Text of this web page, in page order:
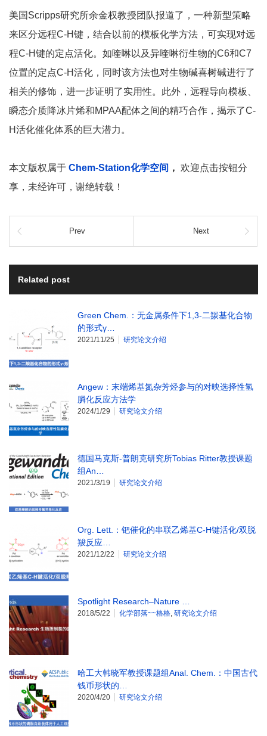
美国Scripps研究所余金权教授团队报道了，一种新型策略
来区分远程C-H键，结合以前的模板化学方法，可实现对远
程C-H键的定点活化。如喹啉以及异喹啉衍生物的C6和C7
位置的定点C-H活化，同时该方法也对生物碱喜树碱进行了
相关的修饰，进一步证明了实用性。此外，远程导向模板、
瞬态介质降冰片烯和MPAA配体之间的精巧合作，揭示了C-
H活化催化体系的巨大潜力。
本文版权属于 Chem-Station化学空间 ， 欢迎点击按钮分
享，未经许可，谢绝转载！
Prev Next
Related post
Green Chem.：无金属条件下1,3-二羰基化合物
的形式γ…
2021/11/25 研究论文介绍
Angew：末端烯基氮杂芳烃参与的对映选择性氢
膦化反应方法学
2024/1/29 研究论文介绍
德国马克斯-普朗克研究所Tobias Ritter教授课题
组An…
2021/3/19 研究论文介绍
Org. Lett.：钯催化的串联乙烯基C-H键活化/双脱
羧反应…
2021/12/22 研究论文介绍
Spotlight Research–Nature …
2018/5/22 化学部落~~格格, 研究论文介绍
哈工大韩晓军教授课题组Anal. Chem.：中国古代
钱币形状的…
2020/4/20 研究论文介绍